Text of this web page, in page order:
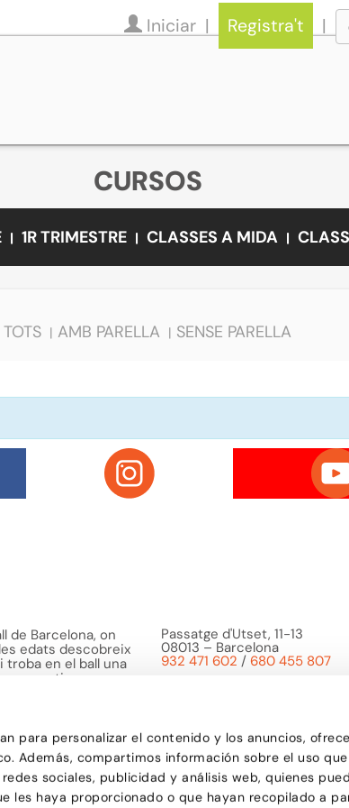
para personalizar el contenido y los anuncios,
Además, compartimos información sobre el uso
sociales, publicidad y análisis web, quienes
les haya proporcionado o que hayan recopilado a
Iniciar Registra't
CURSOS
1R TRIMESTRE CLASSES A MIDA
TOTS AMB PARELLA SENSE PARELLA
de Barcelona, on
edats descobreix
troba en el ball una
compartir
Passatge d'Utset, 11-13
08013 – Barcelona
932 471 602 / 680 455 807